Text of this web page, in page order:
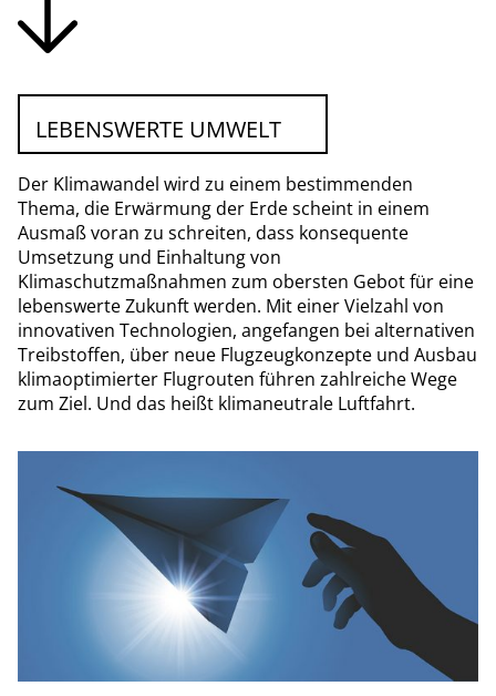
LEBENSWERTE UMWELT
Der Klimawandel wird zu einem bestimmenden
Thema, die Erwärmung der Erde scheint in einem
Ausmaß voran zu schreiten, dass konsequente
Umsetzung und Einhaltung von
Klimaschutzmaßnahmen zum obersten Gebot für eine
lebenswerte Zukunft werden. Mit einer Vielzahl von
innovativen Technologien, angefangen bei alternativen
Treibstoffen, über neue Flugzeugkonzepte und Ausbau
klimaoptimierter Flugrouten führen zahlreiche Wege
zum Ziel. Und das heißt klimaneutrale Luftfahrt.